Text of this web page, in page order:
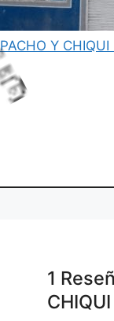
PACHO Y CHIQUI
L
oa
di
n.
1
CHIQUI